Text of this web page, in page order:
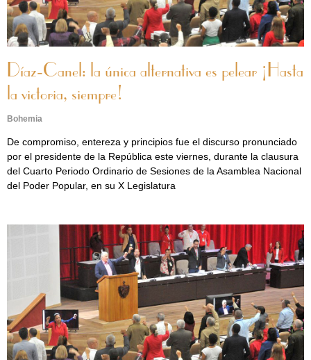
Díaz-Canel: la única alternativa es pelear ¡Hasta
la victoria, siempre!
Bohemia
De compromiso, entereza y principios fue el discurso pronunciado
por el presidente de la República este viernes, durante la clausura
del Cuarto Periodo Ordinario de Sesiones de la Asamblea Nacional
del Poder Popular, en su X Legislatura